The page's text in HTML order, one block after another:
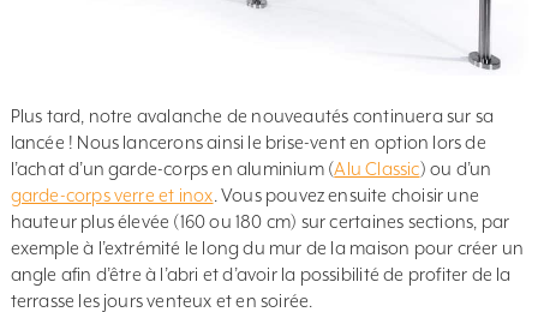
Plus tard, notre avalanche de nouveautés continuera sur sa
lancée ! Nous lancerons ainsi le brise-vent en option lors de
l’achat d’un garde-corps en aluminium (Alu Classic) ou d’un
garde-corps verre et inox . Vous pouvez ensuite choisir une
hauteur plus élevée (160 ou 180 cm) sur certaines sections, par
exemple à l’extrémité le long du mur de la maison pour créer un
angle afin d’être à l’abri et d’avoir la possibilité de profiter de la
terrasse les jours venteux et en soirée.